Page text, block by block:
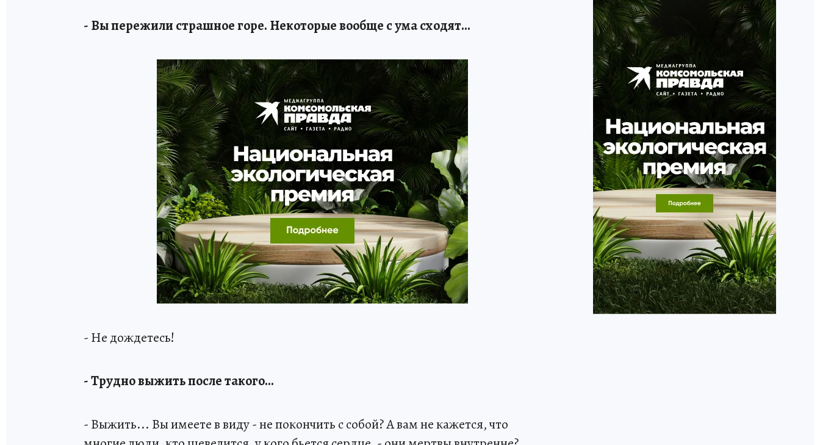
- Вы пережили страшное горе. Некоторые вообще с ума сходят...
- Не дождетесь!
- Трудно выжить после такого...
- Выжить... Вы имеете в виду - не покончить с собой? А вам не кажется, что